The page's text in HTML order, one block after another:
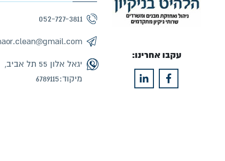
עקבו אחרינו:
052-727-3811
יגאל אלון 55 תל אביב,
מיקוד:6789115